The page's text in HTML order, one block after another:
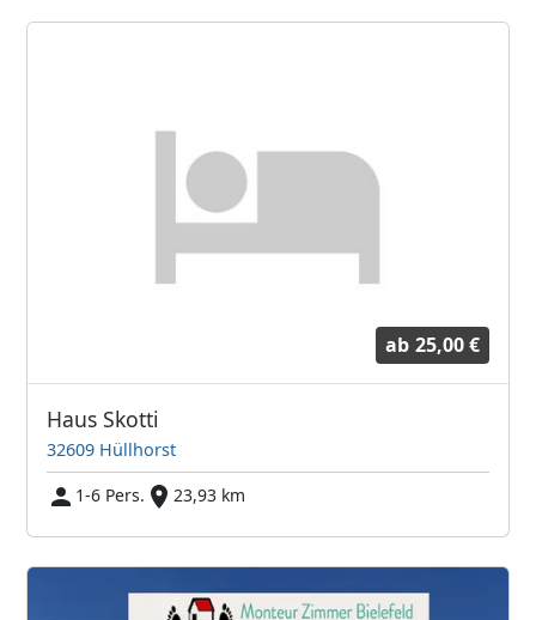
ab 25,00 €
Haus Skotti
32609 Hüllhorst
1-6 Pers.
23,93 km